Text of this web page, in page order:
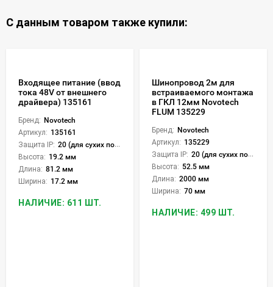
С данным товаром также купили:
Входящее питание (ввод
тока 48V от внешнего
драйвера) 135161
Бренд: Novotech
Артикул: 135161
Защита IP: 20 (для сухих пом.)
Высота: 19.2 мм
Длина: 81.2 мм
Ширина: 17.2 мм
НАЛИЧИЕ: 611 ШТ.
Шинопровод 2м для
встраиваемого монтажа
в ГКЛ 12мм Novotech
FLUM 135229
Бренд: Novotech
Артикул: 135229
Защита IP: 20 (для сухих пом.)
Высота: 52.5 мм
Длина: 2000 мм
Ширина: 70 мм
НАЛИЧИЕ: 499 ШТ.